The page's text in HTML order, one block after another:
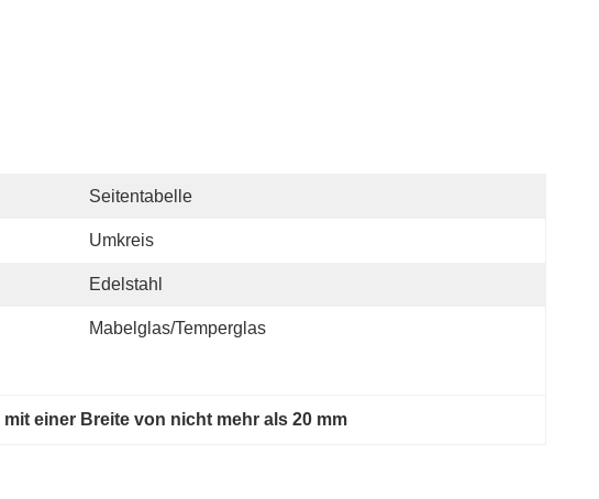
Seitentabelle
Umkreis
Edelstahl
Mabelglas/Temperglas
mit einer Breite von nicht mehr als 20 mm